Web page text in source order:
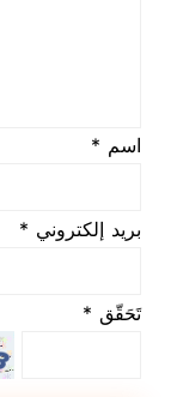
اسم *
بريد إلكتروني *
تَحَقّق *